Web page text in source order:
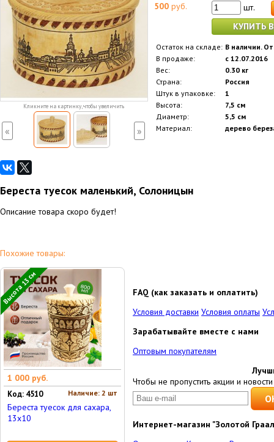
Кликните на картинку, чтобы увеличить
« »
500 руб.
шт.
КУПИТЬ
Остаток на складе: В наличии.
В продаже:
с 12.07.2016
Вес:
0.30 кг
Страна:
Россия
Штук в упаковке:
1
Высота:
7,5 см
Диаметр:
5,5 см
Материал:
дерево
Береста туесок маленький, Солоницын
Описание товара скоро будет!
Похожие товары:
Высота 13 см
1 000 руб.
Наличие: 2 шт
Код: 4510
Береста туесок для сахара,
13x10
FAQ (как заказать и оплатить)
Условия доставки Условия оплаты
Зарабатывайте вместе с нами
Оптовым покупателям
Чтобы не пропустить акции и
Интернет-магазин "Золотой